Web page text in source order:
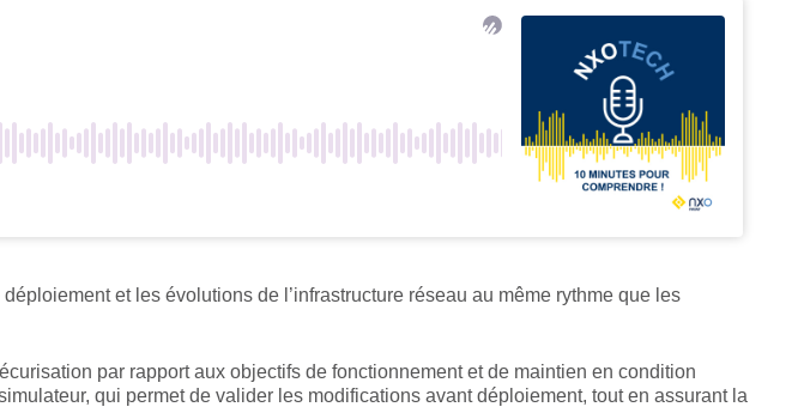
et les évolutions de l’infrastructure réseau au même rythme que les
par rapport aux objectifs de fonctionnement et de maintien en condition
qui permet de valider les modifications avant déploiement, tout en assurant la